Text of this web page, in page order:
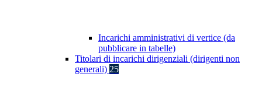
Incarichi amministrativi di vertice (da
pubblicare in tabelle)
Titolari di incarichi dirigenziali (dirigenti non
generali) 25